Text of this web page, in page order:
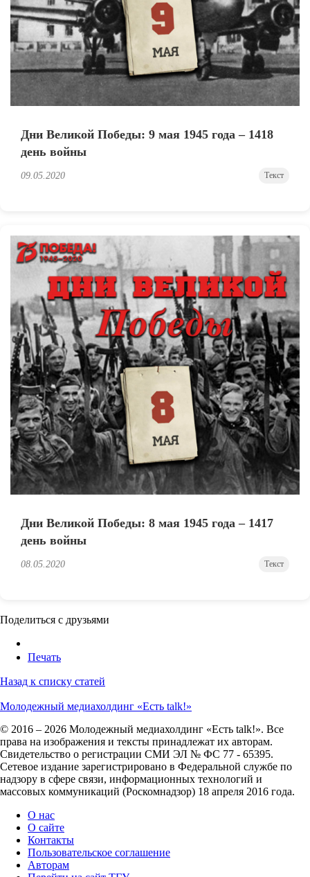
Дни Великой Победы: 9 мая 1945 года – 1418
день войны
09.05.2020 Текст
Дни Великой Победы: 8 мая 1945 года – 1417
день войны
08.05.2020 Текст
Поделиться с друзьями
Печать
Назад к списку статей
Молодежный медиахолдинг «Есть talk!»
© 2016 – 2026 Молодежный медиахолдинг «Есть talk!». Все
права на изображения и тексты принадлежат их авторам.
Свидетельство о регистрации СМИ ЭЛ № ФС 77 - 65395.
Сетевое издание зарегистрировано в Федеральной службе по
надзору в сфере связи, информационных технологий и
массовых коммуникаций (Роскомнадзор) 18 апреля 2016 года.
О нас
О сайте
Контакты
Пользовательское соглашение
Авторам